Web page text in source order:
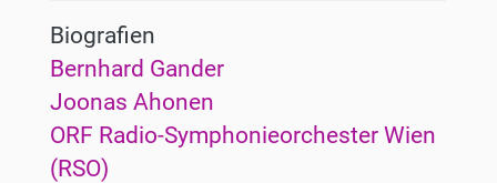
Biografien
Bernhard Gander
Joonas Ahonen
ORF Radio-Symphonieorchester Wien
(RSO)